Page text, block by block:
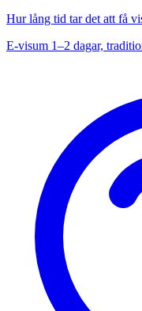
Hur lång tid tar det att få
E-visum 1–2 dagar,